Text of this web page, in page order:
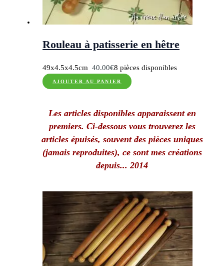
Rouleau à patisserie en hêtre
49x4.5x4.5cm40.00€8 pièces disponibles
AJOUTER AU PANIER
Les articles disponibles apparaissent en
premiers. Ci-dessous vous trouverez les
articles épuisés, souvent des pièces uniques
(jamais reproduites), ce sont mes créations
depuis... 2014